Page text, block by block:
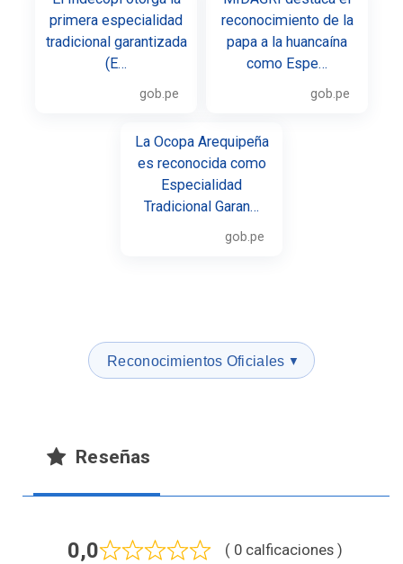
primera especialidad
tradicional garantizada
(E…
gob.pe
reconocimiento de la
papa a la huancaína
como Espe…
gob.pe
La Ocopa Arequipeña
es reconocida como
Especialidad
Tradicional Garan…
gob.pe
Reconocimientos Oficiales ▼
Reseñas
0,0
( 0 calficaciones )